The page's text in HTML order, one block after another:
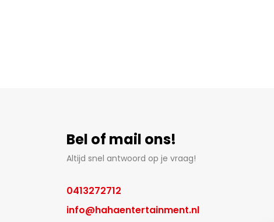
Bel of mail ons!
Altijd snel antwoord op je vraag!
0413272712
info@hahaentertainment.nl